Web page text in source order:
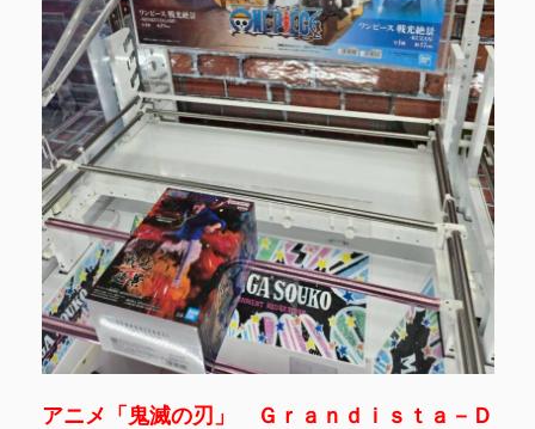
アニメ「鬼滅の刃」 Ｇｒａｎｄｉｓｔａ－Ｄ